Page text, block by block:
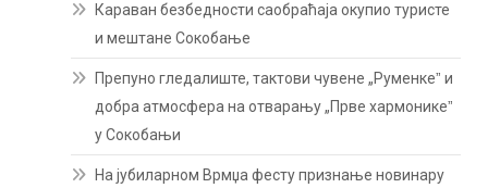
Караван безбедности саобраћаја окупио туристе
и мештане Сокобање
Препуно гледалиште, тактови чувене „Руменкеˮ и
добра атмосфера на отварању „Прве хармоникеˮ
у Сокобањи
На јубиларном Врмџа фесту признање новинару